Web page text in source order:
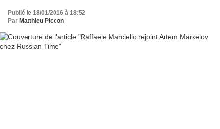
Publié le 18/01/2016 à 18:52
Par Matthieu Piccon